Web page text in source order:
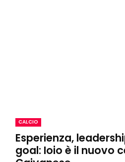
CALCIO
Esperienza,
goal: Ioio è il nuovo